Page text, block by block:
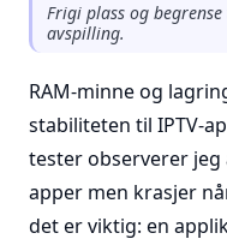
Frigi plass og
avspilling.
RAM-minne og
stabiliteten til IPTV-
tester observerer jeg
apper men krasjer
det er viktig: en